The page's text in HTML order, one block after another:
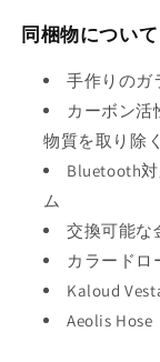
同梱物について
手作りのガ
カーボン
物質を取り除
Bluetooth
ム
交換可能な
カラードロ
Kaloud
Aeolis Hose